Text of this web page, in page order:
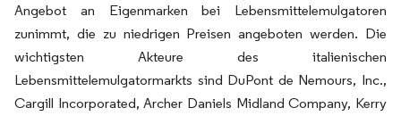
Angebot an Eigenmarken bei Lebensmittelemulgatoren
zunimmt, die zu niedrigen Preisen angeboten werden. Die
wichtigsten Akteure des italienischen
Lebensmittelemulgatormarkts sind DuPont de Nemours, Inc.,
Cargill Incorporated, Archer Daniels Midland Company, Kerry